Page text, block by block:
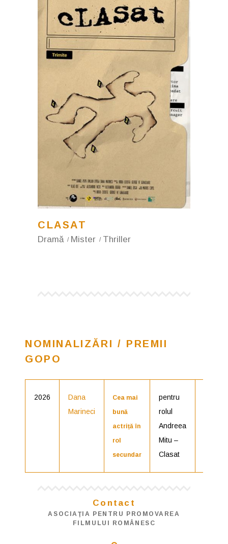
CLASAT
Dramă Mister Thriller
NOMINALIZĂRI / PREMII
GOPO
2026
Dana
Marineci
Cea mai
bună
actriță în
rol
secundar
pentru
rolul
Andreea
Mitu –
Clasat
Contact
ASOCIAŢIA PENTRU PROMOVAREA
FILMULUI ROMÂNESC